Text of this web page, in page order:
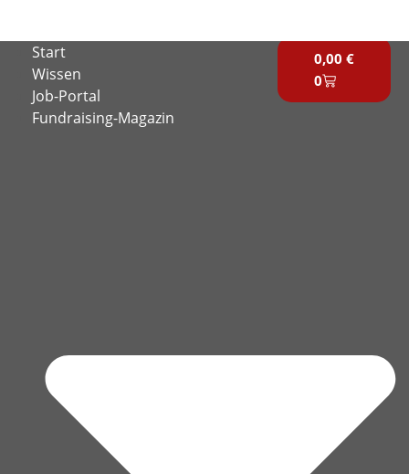
springen
Start
Wissen
Job-Portal
Fundraising-Magazin
0,00 €
0
Warenkorb